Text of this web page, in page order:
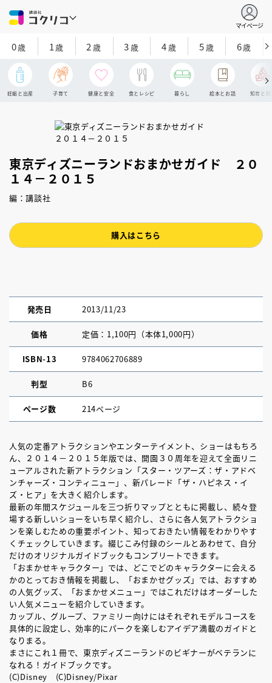
マイページ
0歳 1歳 2 歳 3歳 4歳 5歳 6歳
妊娠と出産 子育て 健康と安全 食とレシピ 暮らし 絵本とお話 知育と探
東京ディズニーランドおまかせガイド ２０
１４－２０１５
編：講談社
購入はこちら
発売日 2013/11/23
価格 定価：1,100円（本体1,000円）
ISBN-13 9784062706889
判型 B6
ページ数 214ページ
人気の定番アトラクションやエンターテイメント、ショーはもちろ
ん、２０１４－２０１５年版では、開園３０周年を迎えて全面リニ
ューアルされた新アトラクション「スター・ツアーズ：ザ・アドベ
ンチャーズ・コンティニュー」、新パレード「ザ・ハピネス・イ
ズ・ヒア」を大きく紹介します。
最新の年間スケジュールを三つ折りマップとともに掲載し、続々登
場する新しいショーをいち早く紹介し、さらに各人気アトラクショ
ンを楽しむための重要ポイント、知っておきたい情報をわかりやす
くチェックしていきます。綴じこみ付録のシールとあわせて、自分
だけのオリジナルガイドブックもコンプリートできます。
「おまかせキャラクター」では、どこでどのキャラクターに会える
かのとっておき情報を掲載し、「おまかせグッズ」では、おすすめ
の人気グッズ、「おまかせメニュー」ではこれだけはオーダーした
い人気メニューを紹介していきます。
カップル、グループ、ファミリー向けにはそれぞれモデルコースを
具体的に設定し、効率的にパークを楽しむアイデア満載のガイドと
なりまる。
まさにこれ１冊で、東京ディズニーランドのビギナーがベテランに
なれる！ガイドブックです。
(C)Disney (C)Disney/Pixar